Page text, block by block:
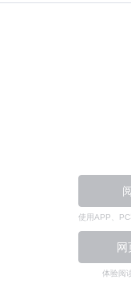
使用APP、
体验阅